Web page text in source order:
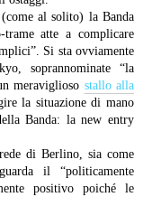
al solito) la Banda
atte a complicare
Si sta ovviamente
soprannominate “la
meraviglioso stallo alla
la situazione di mano
Banda: la new entry
di Berlino, sia come
il “politicamente
positivo poiché le